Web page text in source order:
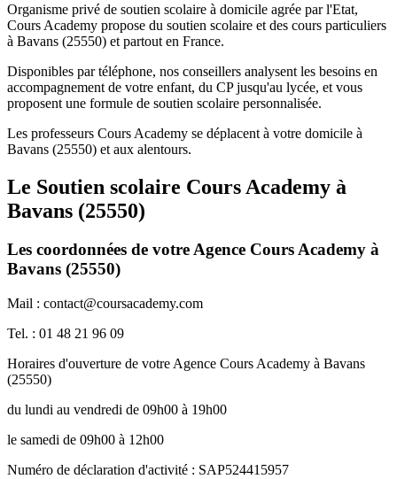
Organisme privé de soutien scolaire à domicile agrée par l'Etat,
Cours Academy propose du soutien scolaire et des cours particuliers
à Bavans (25550) et partout en France.
Disponibles par téléphone, nos conseillers analysent les besoins en
accompagnement de votre enfant, du CP jusqu'au lycée, et vous
proposent une formule de soutien scolaire personnalisée.
Les professeurs Cours Academy se déplacent à votre domicile à
Bavans (25550) et aux alentours.
Le Soutien scolaire Cours Academy à
Bavans (25550)
Les coordonnées de votre Agence Cours Academy à
Bavans (25550)
Mail : contact@coursacademy.com
Tel. : 01 48 21 96 09
Horaires d'ouverture de votre Agence Cours Academy à Bavans
(25550)
du lundi au vendredi de 09h00 à 19h00
le samedi de 09h00 à 12h00
Numéro de déclaration d'activité : SAP524415957